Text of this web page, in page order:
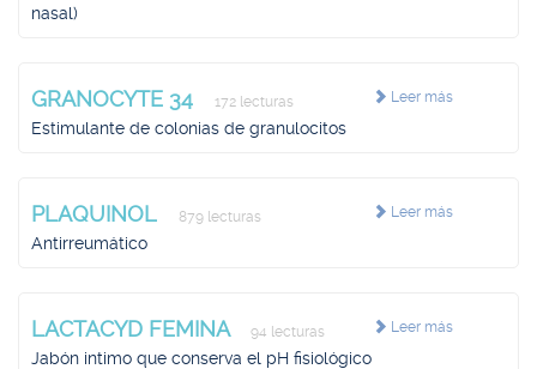
nasal)
Leer más
GRANOCYTE 34 172 lecturas
Estimulante de colonias de granulocitos
Leer más
PLAQUINOL 879 lecturas
Antirreumático
Leer más
LACTACYD FEMINA 94 lecturas
Jabón intimo que conserva el pH fisiológico